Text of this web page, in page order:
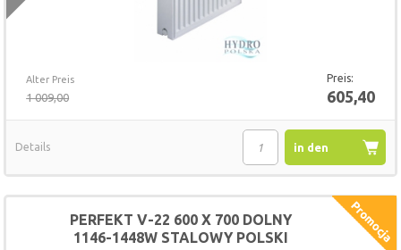
Alter Preis
1 009,00
Preis:
605,40
in den
Details
PERFEKT V-22 600 X 700 DOLNY
1146-1448W STALOWY POLSKI